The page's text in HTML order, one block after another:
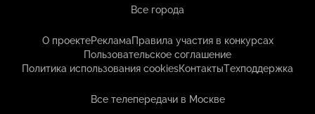
Все города
О проектеРекламаПравила участия в конкурсах
Пользовательское соглашение
Политика использования cookiesКонтактыТехподдержка
Все телепередачи в Москве